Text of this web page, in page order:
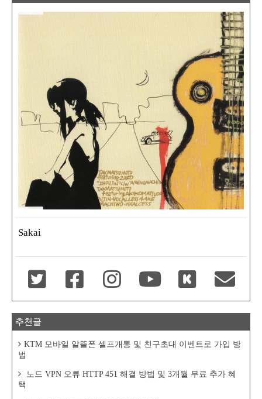
Sakai
추천글
KTM 모바일 알뜰폰 셀프개통 및 친구초대 이벤트로 가입 방
법
노드 VPN 오류 HTTP 451 해결 방법 및 3개월 무료 추가 혜
택